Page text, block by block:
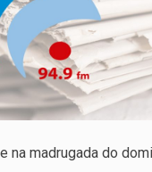
na madrugada do